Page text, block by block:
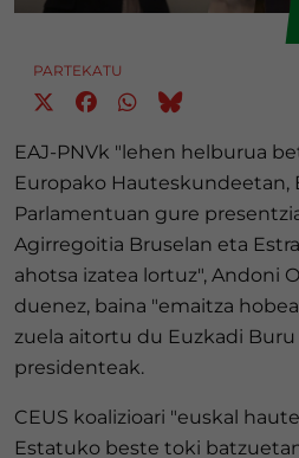
PARTEKATU
EAJ-PNVk "lehen helburua
Europako Hauteskundeetan,
Parlamentuan gure
Agirregoitia Bruselan eta
ahotsa izatea lortuz", Andoni
duenez, baina "emaitza
zuela aitortu du Euzkadi
presidenteak.
CEUS koalizioari "euskal
Estatuko beste toki